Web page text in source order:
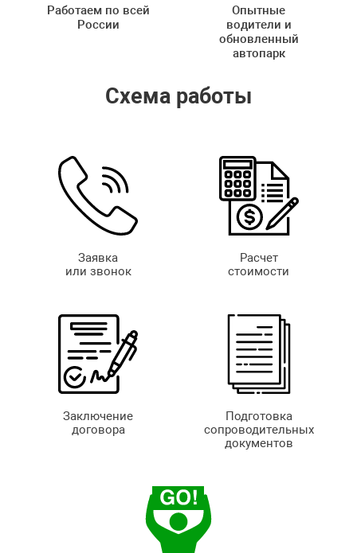
Работаем по всей
России
Опытные
водители и
обновленный
автопарк
Схема работы
Заявка
или звонок
Расчет
стоимости
Заключение
договора
Подготовка
сопроводительных
документов